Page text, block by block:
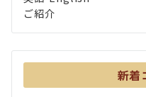
ご紹介
新着